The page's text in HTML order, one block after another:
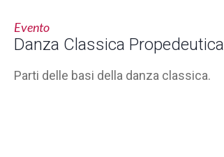
Evento
Danza Classica Propedeutica
Parti delle basi della danza classica.